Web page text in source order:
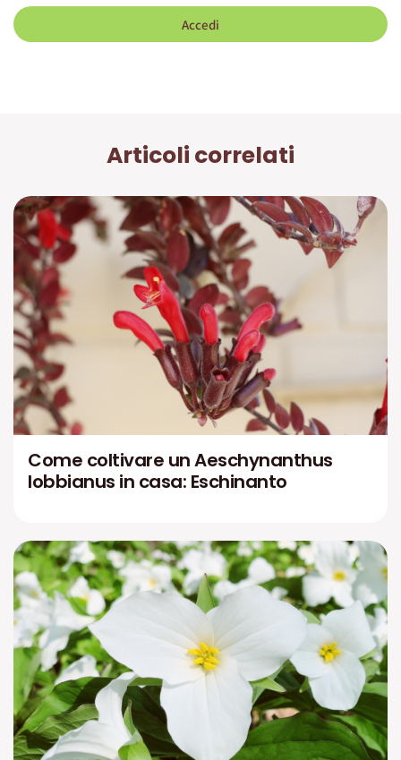
Accedi
Articoli correlati
Come coltivare un Aeschynanthus
lobbianus in casa: Eschinanto